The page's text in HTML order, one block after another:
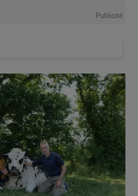
Publicité